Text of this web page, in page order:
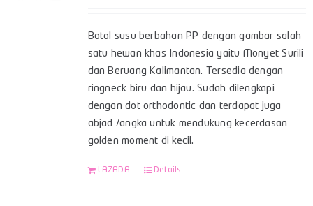
Botol susu berbahan PP dengan gambar salah
satu hewan khas Indonesia yaitu Monyet Surili
dan Beruang Kalimantan. Tersedia dengan
ringneck biru dan hijau. Sudah dilengkapi
dengan dot orthodontic dan terdapat juga
abjad /angka untuk mendukung kecerdasan
golden moment di kecil.
LAZADA Details